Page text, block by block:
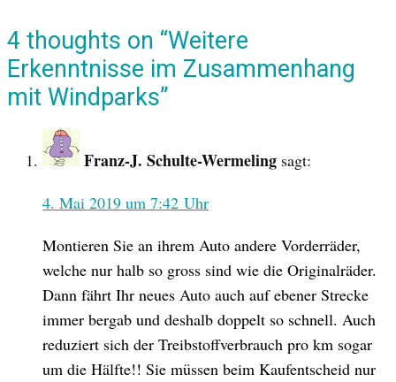
4 thoughts on “Weitere
Erkenntnisse im Zusammenhang
mit Windparks”
Franz-J. Schulte-Wermeling sagt:
4. Mai 2019 um 7:42 Uhr
Montieren Sie an ihrem Auto andere Vorderräder,
welche nur halb so gross sind wie die Originalräder.
Dann fährt Ihr neues Auto auch auf ebener Strecke
immer bergab und deshalb doppelt so schnell. Auch
reduziert sich der Treibstoffverbrauch pro km sogar
um die Hälfte!! Sie müssen beim Kaufentscheid nur